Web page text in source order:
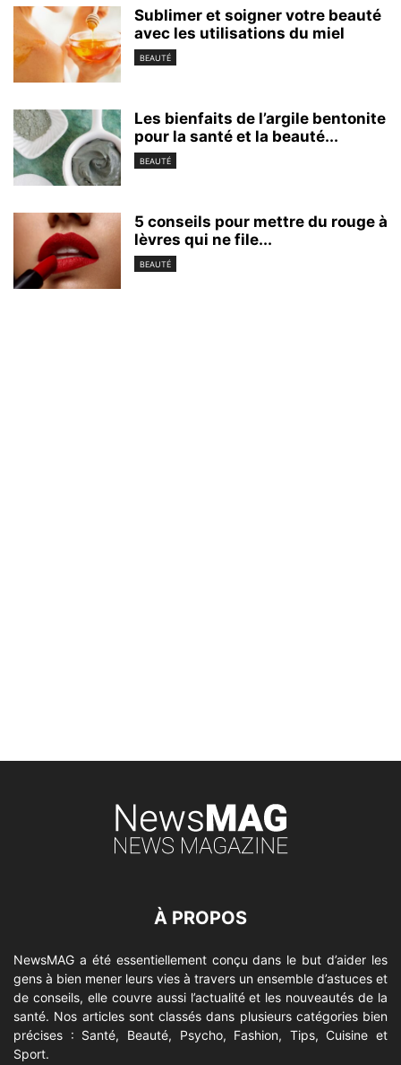
Sublimer et soigner votre beauté
avec les utilisations du miel
BEAUTÉ
Les bienfaits de l’argile bentonite
pour la santé et la beauté...
BEAUTÉ
5 conseils pour mettre du rouge à
lèvres qui ne file...
BEAUTÉ
À PROPOS
NewsMAG a été essentiellement conçu dans le but d’aider les
gens à bien mener leurs vies à travers un ensemble d’astuces et
de conseils, elle couvre aussi l’actualité et les nouveautés de la
santé. Nos articles sont classés dans plusieurs catégories bien
précises : Santé, Beauté, Psycho, Fashion, Tips, Cuisine et
Sport.